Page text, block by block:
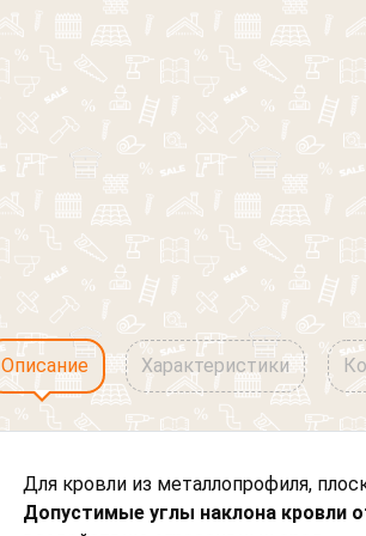
Описание Характеристики
Для кровли из металлопрофиля,
Допустимые углы наклона кровли